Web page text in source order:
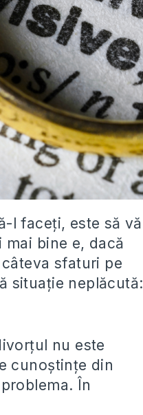
l faceți, este să vă
bine e, dacă
sfaturi pe
situație neplăcută:
nu este
cunoștințe din
În